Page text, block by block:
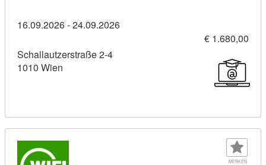
16.09.2026 - 24.09.2026
€ 1.680,00
Schallautzerstraße 2-4
1010 Wien
MERKEN